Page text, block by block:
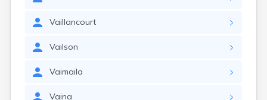
Vaillancourt
Vailson
Vaimaila
Vaina